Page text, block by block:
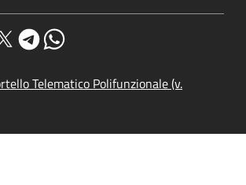
Telematico Polifunzionale (v.